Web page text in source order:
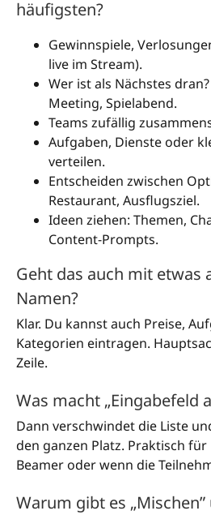
häufigsten?
Gewinnspiele,
live im Stream).
Wer ist als Nächstes
Meeting, Spielabend.
Teams zufällig
Aufgaben, Dienste oder
verteilen.
Entscheiden zwischen
Restaurant, Ausflugsziel.
Ideen ziehen: Themen,
Content-Prompts.
Geht das auch mit etwas
Namen?
Klar. Du kannst auch Preise,
Kategorien eintragen.
Zeile.
Was macht „Eingabefeld
Dann verschwindet die Liste
den ganzen Platz. Praktisch
Beamer oder wenn die
Warum gibt es „Mischen”